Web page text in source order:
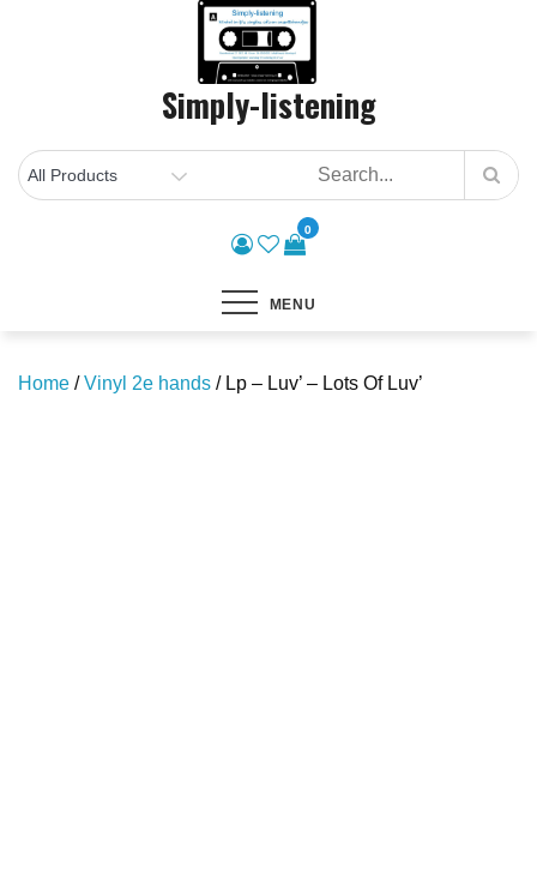
Simply-listening
0
MENU
Home /Vinyl 2e hands / Lp – Luv’ – Lots Of Luv’